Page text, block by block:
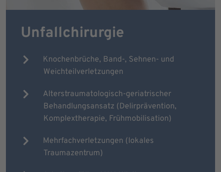
Unfallchirurgie
Knochenbrüche, Band-, Sehnen- und
Weichteilverletzungen
Alterstraumatologisch-geriatrischer
Behandlungsansatz (Delirprävention,
Komplextherapie, Frühmobilisation)
Mehrfachverletzungen (lokales
Traumazentrum)